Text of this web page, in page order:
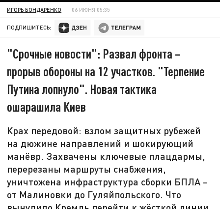
ИГОРЬ БОНДАРЕНКО 06 ИЮНЯ 05:35
ПОДПИШИТЕСЬ:
"Срочные новости": Развал фронта –
прорыв обороны на 12 участков. "Терпение
Путина лопнуло". Новая тактика
ошарашила Киев
Крах передовой: взлом защитных рубежей
на дюжине направлений и шокирующий
манёвр. Захвачены ключевые плацдармы,
перерезаны маршруты снабжения,
уничтожена инфраструктура сборки БПЛА –
от Малиновки до Гуляйпольского. Что